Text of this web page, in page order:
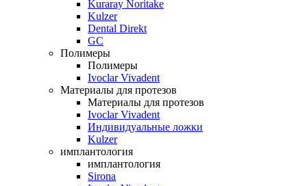
Kuraray Noritake
Kulzer
Dental Direkt
GC
Полимеры
Полимеры
Ivoclar Vivadent
Материалы для протезов
Материалы для протезов
Ivoclar Vivadent
Индивидуальные ложки
Kulzer
имплантология
имплантология
Sirona